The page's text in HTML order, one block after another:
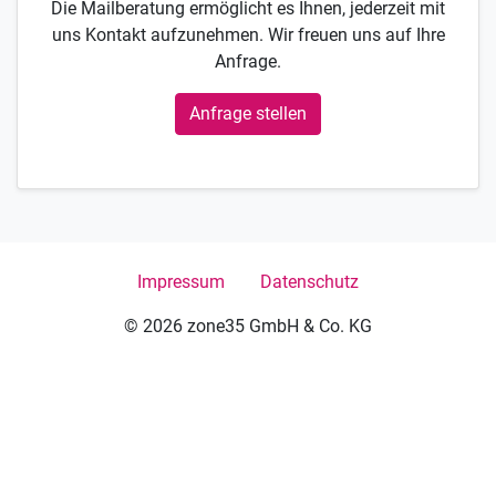
Die Mailberatung ermöglicht es Ihnen, jederzeit mit
uns Kontakt aufzunehmen. Wir freuen uns auf Ihre
Anfrage.
Anfrage stellen
© 2026 zone35 GmbH & Co. KG
Impressum Datenschutz